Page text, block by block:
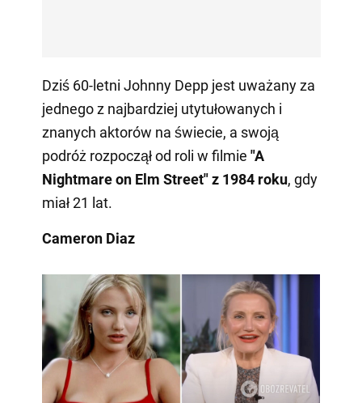
Dziś 60-letni Johnny Depp jest uważany za
jednego z najbardziej utytułowanych i
znanych aktorów na świecie, a swoją
podróż rozpoczął od roli w filmie "A
Nightmare on Elm Street" z 1984 roku, gdy
miał 21 lat.
Cameron Diaz